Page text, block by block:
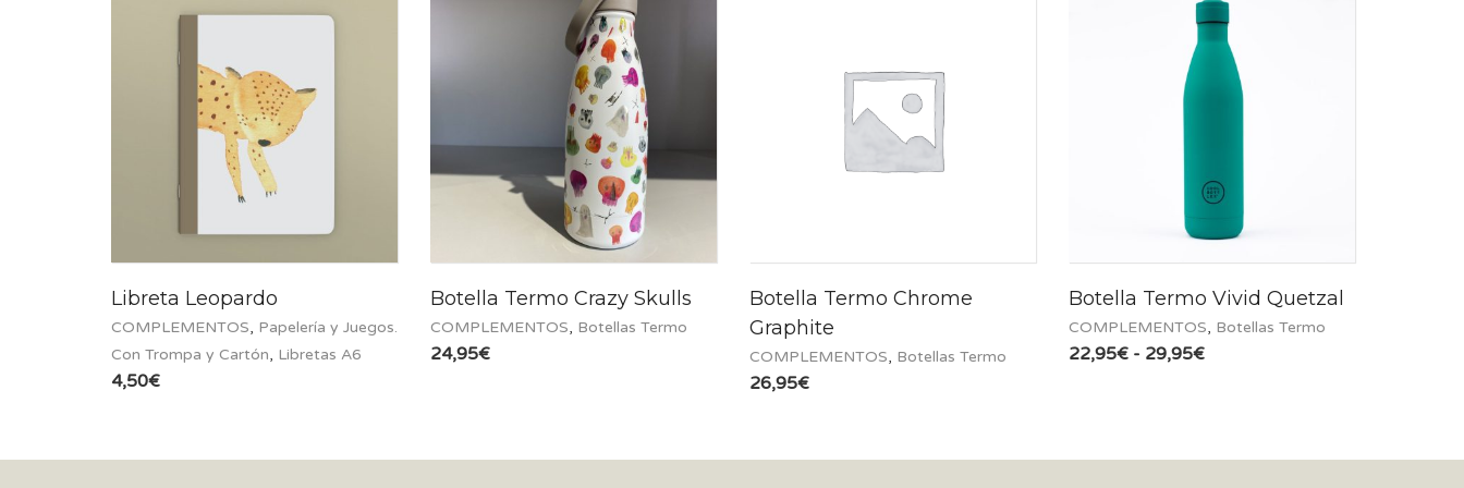
Libreta Leopardo
COMPLEMENTOS, Papelería y Juegos.
Con Trompa y Cartón, Libretas A6
4,50€
Botella Termo Crazy Skulls
COMPLEMENTOS, Botellas Termo
24,95€
Botella Termo Chrome
Graphite
COMPLEMENTOS, Botellas Termo
26,95€
Botella Termo Vivid Quetzal
COMPLEMENTOS, Botellas Termo
22,95€ - 29,95€Rango
hasta